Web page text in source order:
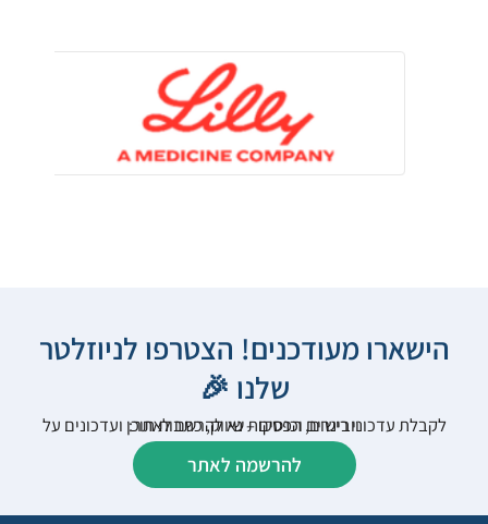
הישארו מעודכנים! הצטרפו לניוזלטר
שלנו 🎉
לקבלת עדכוני רישום, הפסקות שיווק, כתבות תוכן ועדכונים על וובינרים וכנסים – נא להרשם לאתר:
להרשמה לאתר